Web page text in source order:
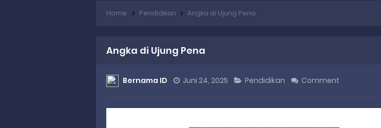
Home Pendidikan Angka di Ujung Pena
Angka di Ujung Pena
Bernama ID Juni 24, 2025 Pendidikan Comment